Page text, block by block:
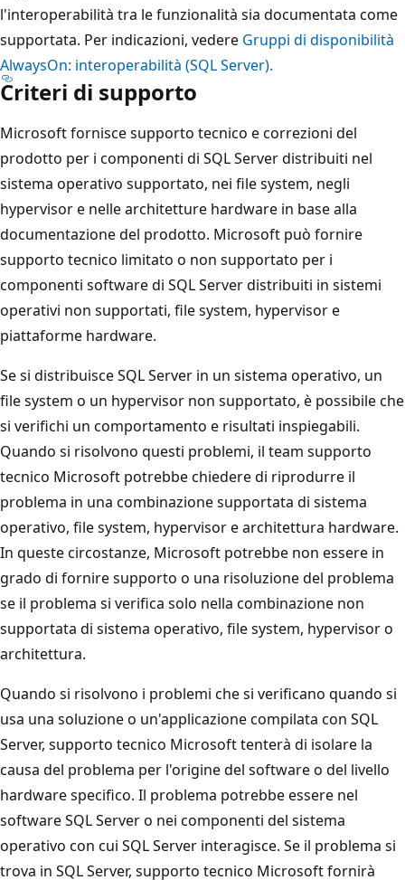
l'interoperabilità tra le funzionalità sia documentata come
supportata. Per indicazioni, vedere Gruppi di disponibilità
AlwaysOn: interoperabilità (SQL Server).
Criteri di supporto
Microsoft fornisce supporto tecnico e correzioni del
prodotto per i componenti di SQL Server distribuiti nel
sistema operativo supportato, nei file system, negli
hypervisor e nelle architetture hardware in base alla
documentazione del prodotto. Microsoft può fornire
supporto tecnico limitato o non supportato per i
componenti software di SQL Server distribuiti in sistemi
operativi non supportati, file system, hypervisor e
piattaforme hardware.
Se si distribuisce SQL Server in un sistema operativo, un
file system o un hypervisor non supportato, è possibile che
si verifichi un comportamento e risultati inspiegabili.
Quando si risolvono questi problemi, il team supporto
tecnico Microsoft potrebbe chiedere di riprodurre il
problema in una combinazione supportata di sistema
operativo, file system, hypervisor e architettura hardware.
In queste circostanze, Microsoft potrebbe non essere in
grado di fornire supporto o una risoluzione del problema
se il problema si verifica solo nella combinazione non
supportata di sistema operativo, file system, hypervisor o
architettura.
Quando si risolvono i problemi che si verificano quando si
usa una soluzione o un'applicazione compilata con SQL
Server, supporto tecnico Microsoft tenterà di isolare la
causa del problema per l'origine del software o del livello
hardware specifico. Il problema potrebbe essere nel
software SQL Server o nei componenti del sistema
operativo con cui SQL Server interagisce. Se il problema si
trova in SQL Server, supporto tecnico Microsoft fornirà